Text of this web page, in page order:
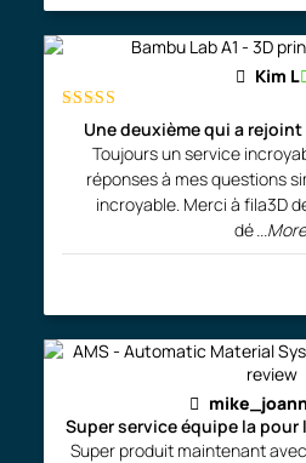
Kim L
Rated5out
of 5Une deuxième qui a
Toujours un service
réponses à mes questions
incroyable. Merci à fila3D de m'avoir permis de
dé...More
Super service équipe la pour
Super produit maintenant